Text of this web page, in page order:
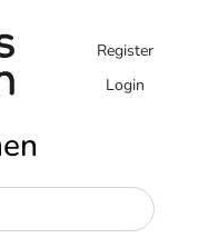
Register
Login